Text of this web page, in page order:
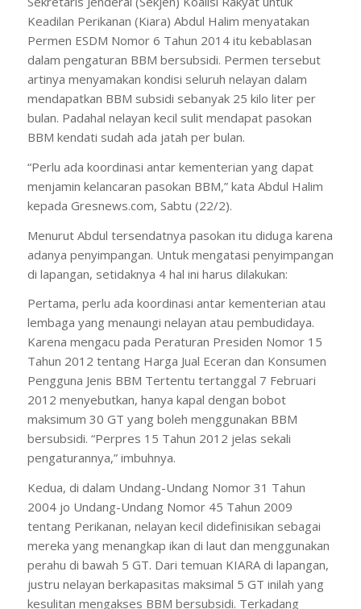
Keadilan Perikanan (Kiara) Abdul Halim menyatakan
Permen ESDM Nomor 6 Tahun 2014 itu kebablasan
dalam pengaturan BBM bersubsidi. Permen tersebut
artinya menyamakan kondisi seluruh nelayan dalam
mendapatkan BBM subsidi sebanyak 25 kilo liter per
bulan. Padahal nelayan kecil sulit mendapat pasokan
BBM kendati sudah ada jatah per bulan.
“Perlu ada koordinasi antar kementerian yang dapat
menjamin kelancaran pasokan BBM,” kata Abdul Halim
kepada Gresnews.com, Sabtu (22/2).
Menurut Abdul tersendatnya pasokan itu diduga karena
adanya penyimpangan. Untuk mengatasi penyimpangan
di lapangan, setidaknya 4 hal ini harus dilakukan:
Pertama, perlu ada koordinasi antar kementerian atau
lembaga yang menaungi nelayan atau pembudidaya.
Karena mengacu pada Peraturan Presiden Nomor 15
Tahun 2012 tentang Harga Jual Eceran dan Konsumen
Pengguna Jenis BBM Tertentu tertanggal 7 Februari
2012 menyebutkan, hanya kapal dengan bobot
maksimum 30 GT yang boleh menggunakan BBM
bersubsidi. “Perpres 15 Tahun 2012 jelas sekali
pengaturannya,” imbuhnya.
Kedua, di dalam Undang-Undang Nomor 31 Tahun
2004 jo Undang-Undang Nomor 45 Tahun 2009
tentang Perikanan, nelayan kecil didefinisikan sebagai
mereka yang menangkap ikan di laut dan menggunakan
perahu di bawah 5 GT. Dari temuan KIARA di lapangan,
justru nelayan berkapasitas maksimal 5 GT inilah yang
kesulitan mengakses BBM bersubsidi. Terkadang